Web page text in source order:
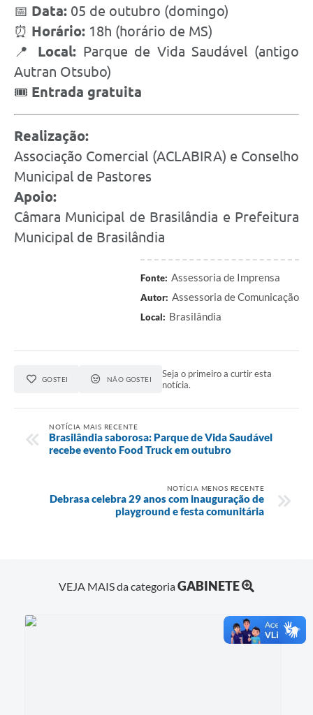
📅 Data: 05 de outubro (domingo)
⏰ Horário: 18h (horário de MS)
📍 Local: Parque de Vida Saudável (antigo
Autran Otsubo)
🎟️ Entrada gratuita
Realização:
Associação Comercial (ACLABIRA) e Conselho
Municipal de Pastores
Apoio:
Câmara Municipal de Brasilândia e Prefeitura
Municipal de Brasilândia
Fonte: Assessoria de Imprensa
Autor: Assessoria de Comunicação
Local: Brasilândia
GOSTEI NÃO GOSTEI
Seja o primeiro a curtir esta
notícia.
NOTÍCIA MAIS RECENTE
Brasilândia saborosa: Parque de Vida Saudável
recebe evento Food Truck em outubro
NOTÍCIA MENOS RECENTE
Debrasa celebra 29 anos com inauguração de
playground e festa comunitária
VEJA MAIS da categoriaGABINETE